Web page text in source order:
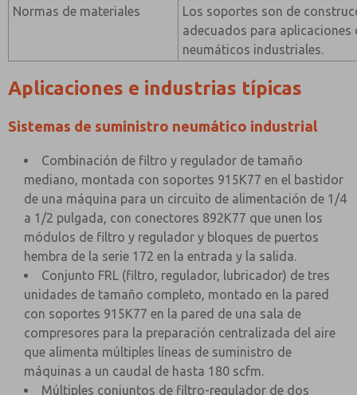
Normas de materiales
Los soportes son de
adecuados para aplicaciones
neumáticos industriales.
Aplicaciones e industrias típicas
Sistemas de suministro neumático industrial
Combinación de filtro y regulador de tamaño
mediano, montada con soportes 915K77 en el bastidor
de una máquina para un circuito de alimentación de 1/4
a 1/2 pulgada, con conectores 892K77 que unen los
módulos de filtro y regulador y bloques de puertos
hembra de la serie 172 en la entrada y la salida.
Conjunto FRL (filtro, regulador, lubricador) de tres
unidades de tamaño completo, montado en la pared
con soportes 915K77 en la pared de una sala de
compresores para la preparación centralizada del aire
que alimenta múltiples líneas de suministro de
máquinas a un caudal de hasta 180 scfm.
Múltiples conjuntos de filtro-regulador de dos